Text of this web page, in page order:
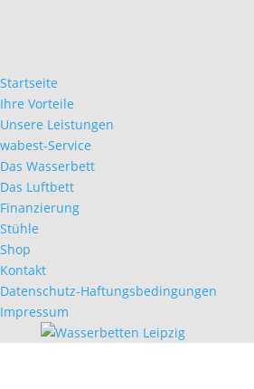
Startseite
Ihre Vorteile
Unsere Leistungen
wabest-Service
Das Wasserbett
Das Luftbett
Finanzierung
Stühle
Shop
Kontakt
Datenschutz-Haftungsbedingungen
Impressum